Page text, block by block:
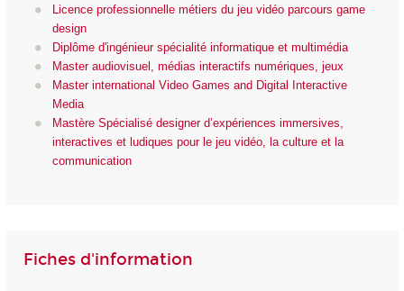
Licence professionnelle métiers du jeu vidéo parcours game
design
Diplôme d'ingénieur spécialité informatique et multimédia
Master audiovisuel, médias interactifs numériques, jeux
Master international Video Games and Digital Interactive
Media
Mastère Spécialisé designer d’expériences immersives,
interactives et ludiques pour le jeu vidéo, la culture et la
communication
Fiches d'information